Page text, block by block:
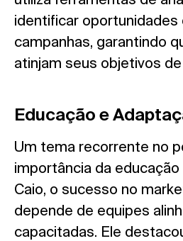
identificar oportunidades
campanhas, garantindo
atinjam seus objetivos
Educação e
Um tema recorrente no
importância da
Caio, o sucesso no
depende de equipes
capacitadas. Ele